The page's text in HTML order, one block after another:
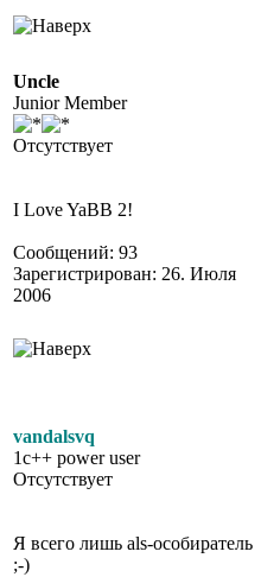
Uncle
Junior Member
Отсутствует
I Love YaBB 2!
Сообщений: 93
Зарегистрирован: 26. Июля
2006
vandalsvq
1c++ power user
Отсутствует
Я всего лишь als-особиратель
;-)